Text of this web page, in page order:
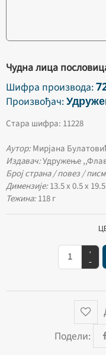
Чудна лица
Шифра производа:
Произвођач:
Стара шифра: 11228
Аутор:Мирјана
Издавач:Удружење
Број страна / повез /
Димензије:13.5 х 0.5 х
Тежина:118 г
+
-
Подели: